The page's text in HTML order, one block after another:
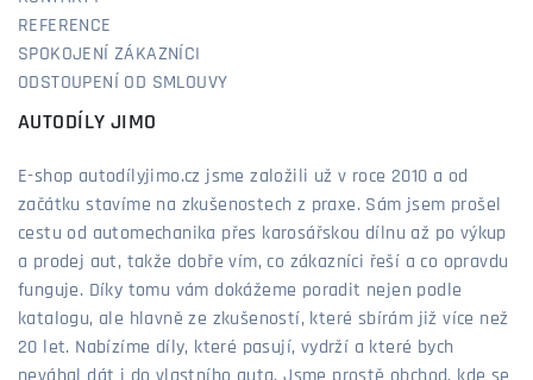
REFERENCE
SPOKOJENÍ ZÁKAZNÍCI
ODSTOUPENÍ OD SMLOUVY
AUTODÍLY JIMO
E-shop autodílyjimo.cz jsme založili už v roce 2010 a od
začátku stavíme na zkušenostech z praxe. Sám jsem prošel
cestu od automechanika přes karosářskou dílnu až po výkup
a prodej aut, takže dobře vím, co zákazníci řeší a co opravdu
funguje. Díky tomu vám dokážeme poradit nejen podle
katalogu, ale hlavně ze zkušeností, které sbírám již více než
20 let. Nabízíme díly, které pasují, vydrží a které bych